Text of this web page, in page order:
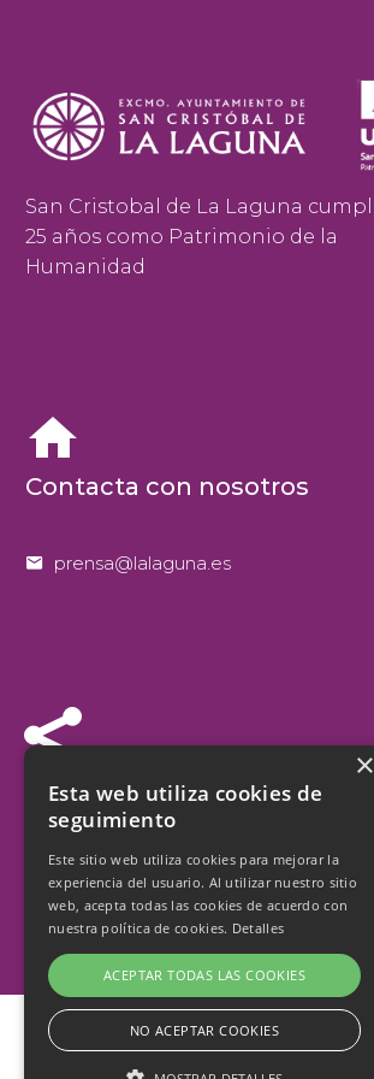
San Cristobal de La Laguna
25 años como Patrimonio de la
Humanidad


Contacta con nosotros

 prensa@lalaguna.es


Síguenos
© Copyright 2026 Ayuntamiento de San
Laguna | Diseño y hospedaje:
Esta web utiliza cookies de
seguimiento
Este sitio web utiliza cookies para mejorar la
experiencia del usuario. Al utilizar nuestro sitio
web, acepta todas las cookies de acuerdo con
nuestra política de cookies. Detalles
ACEPTAR TODAS LAS COOKIES
NO ACEPTAR COOKIES
×